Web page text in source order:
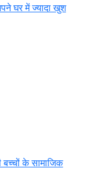
घर में ज्यादा खुश
के सामाजिक